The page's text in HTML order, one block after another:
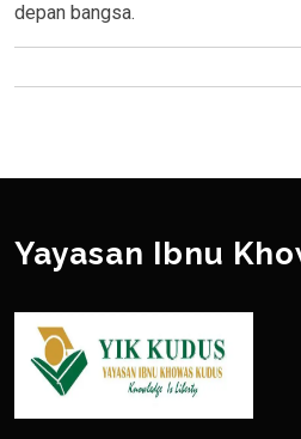
depan bangsa.
Yayasan Ibnu